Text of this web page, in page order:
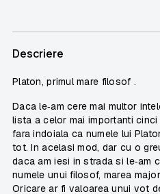
Descriere
Platon, primul mare filosof .
Daca le‑am cere mai multor
lista a celor mai importanti
fara indoiala ca numele lui
tot. In acelasi mod, dar cu o
daca am iesi in strada si le‑am
numele unui filosof, marea
Oricare ar fi valoarea unui vot